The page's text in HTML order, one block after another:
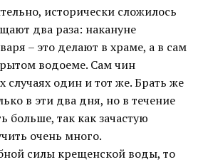
исторически сложилось
два раза: накануне
– это делают в храме, а в сам
водоеме. Сам чин
случаях один и тот же. Брать же
в эти два дня, но в течение
больше, так как зачастую
очень много.
силы крещенской воды, то